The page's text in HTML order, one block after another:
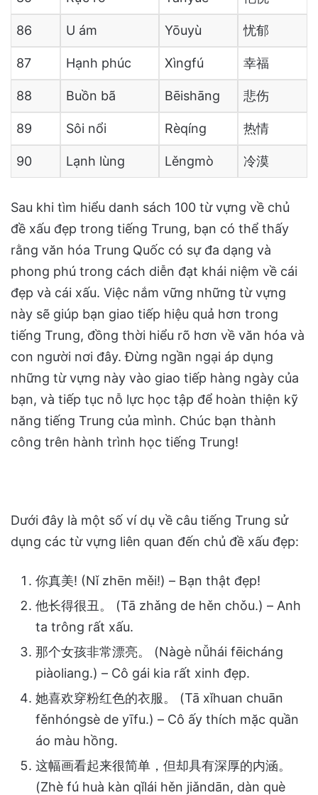
86 U ám Yōuyù 忧郁
87 Hạnh phúc Xìngfú 幸福
88 Buồn bã Bēishāng 悲伤
89 Sôi nổi Rèqíng 热情
90 Lạnh lùng Lěngmò 冷漠
Sau khi tìm hiểu danh sách 100 từ vựng về chủ
đề xấu đẹp trong tiếng Trung, bạn có thể thấy
rằng văn hóa Trung Quốc có sự đa dạng và
phong phú trong cách diễn đạt khái niệm về cái
đẹp và cái xấu. Việc nắm vững những từ vựng
này sẽ giúp bạn giao tiếp hiệu quả hơn trong
tiếng Trung, đồng thời hiểu rõ hơn về văn hóa và
con người nơi đây. Đừng ngần ngại áp dụng
những từ vựng này vào giao tiếp hàng ngày của
bạn, và tiếp tục nỗ lực học tập để hoàn thiện kỹ
năng tiếng Trung của mình. Chúc bạn thành
công trên hành trình học tiếng Trung!
Dưới đây là một số ví dụ về câu tiếng Trung sử
dụng các từ vựng liên quan đến chủ đề xấu đẹp:
你真美! (Nǐ zhēn měi!) – Bạn thật đẹp!
他长得很丑。 (Tā zhǎng de hěn chǒu.) – Anh
ta trông rất xấu.
那个女孩非常漂亮。 (Nàgè nǚhái fēicháng
piàoliang.) – Cô gái kia rất xinh đẹp.
她喜欢穿粉红色的衣服。 (Tā xǐhuan chuān
fěnhóngsè de yīfu.) – Cô ấy thích mặc quần
áo màu hồng.
这幅画看起来很简单，但却具有深厚的内涵。
(Zhè fú huà kàn qǐlái hěn jiǎndān, dàn què